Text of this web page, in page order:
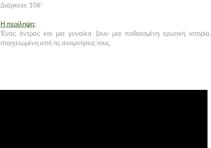
Διάρκεια: 106'
Η περίληψη:
Ένας άντρας και μια γυναίκα ζουν μια παθιασμένη ερωτική ιστορία,
στοιχειωμένη από τις αναμνήσεις τους.